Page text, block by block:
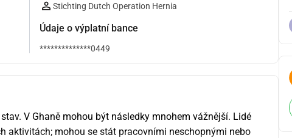
Stichting Dutch Operation Hernia
Údaje o výplatní bance
**************0449
V Ghaně mohou být následky mnohem vážnější. Lidé
aktivitách; mohou se stát pracovními neschopnými nebo